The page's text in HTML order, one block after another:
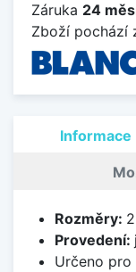
Záruka 24
Zboží pochází
Informace
Rozměry:
Provedení:
Určeno pro